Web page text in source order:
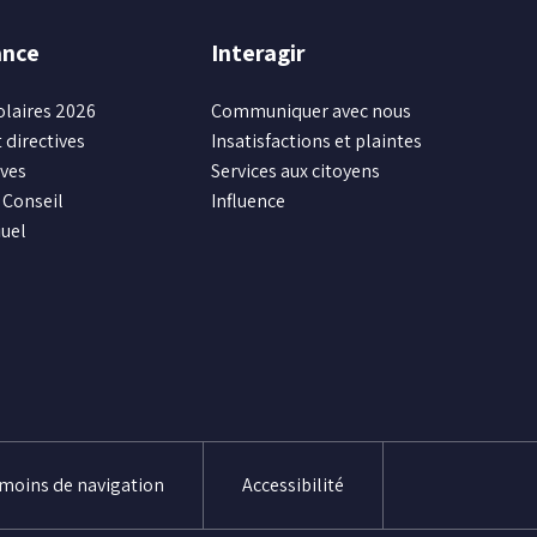
2026
Interagir
Communiquer avec nous
Insatisfactions et plaintes
Services aux citoyens
Influence
de navigation Accessibilité